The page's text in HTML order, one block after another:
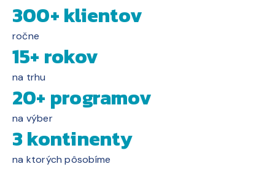
300+ klientov
ročne
15+ rokov
na trhu
20+ programov
na výber
3 kontinenty
na ktorých pôsobíme